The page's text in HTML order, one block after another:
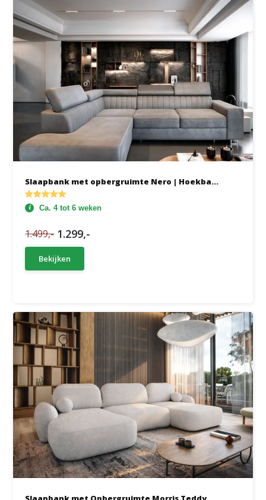
Slaapbank met opbergruimte Nero | Hoekba...
Ca. 4 tot 6 weken
1.499,- 1.299,-
Bekijken